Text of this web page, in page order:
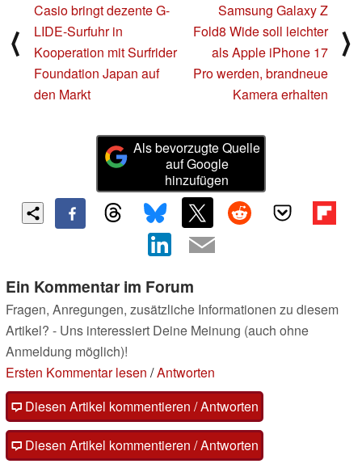
⟨
Casio bringt dezente G-
LIDE-Surfuhr in
Kooperation mit Surfrider
Foundation Japan auf
den Markt
Samsung Galaxy Z
Fold8 Wide soll leichter
als Apple iPhone 17
Pro werden, brandneue
Kamera erhalten
⟩
Als bevorzugte Quelle
auf Google
hinzufügen
Ein Kommentar im Forum
Fragen, Anregungen, zusätzliche Informationen zu diesem
Artikel? - Uns interessiert Deine Meinung (auch ohne
Anmeldung möglich)!
Ersten Kommentar lesen /Antworten
Diesen Artikel kommentieren / Antworten
Diesen Artikel kommentieren / Antworten